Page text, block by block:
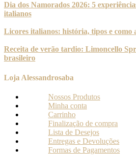
Dia dos Namorados 2026: 5
italianos
Licores italianos: história, tipos e como
Receita de verão tardio: Limoncello
brasileiro
Loja Alessandrosaba
Nossos Produtos
Minha conta
Carrinho
Finalização de compra
Lista de Desejos
Entregas e Devoluções
Formas de Pagamentos